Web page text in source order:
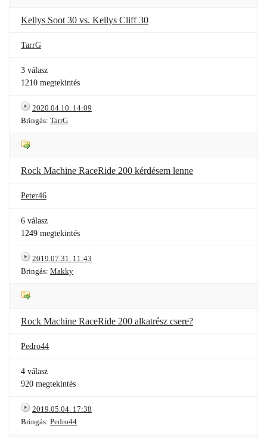
Kellys Soot 30 vs. Kellys Cliff 30
TarrG
3 válasz
1210 megtekintés
2020.04.10. 14:09
Bringás: TarrG
Rock Machine RaceRide 200 kérdésem lenne
Peter46
6 válasz
1249 megtekintés
2019.07.31. 11:43
Bringás: Makky
Rock Machine RaceRide 200 alkatrész csere?
Pedro44
4 válasz
920 megtekintés
2019.05.04. 17:38
Bringás: Pedro44